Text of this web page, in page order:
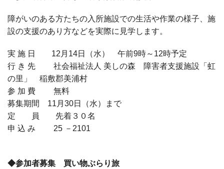
障がいのある方たちの入所施設での生活や作業の様子、施
設の支援のあり方などを実際に見学します。
実 施 日 12月14日（水） 午前9時～12時予定
行 き 先 社会福祉法人 美しの森 障害者支援施設「虹
の里」 稲敷郡美浦村
参 加 費 無料
募集期間 11月30日（水）まで
定 員 先着３０名
申 込 み 25 －2101
◆参加者募集 買い物ぶらり旅